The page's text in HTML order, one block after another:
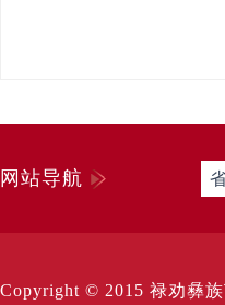
网站导航
Copyright © 2015 禄劝彝